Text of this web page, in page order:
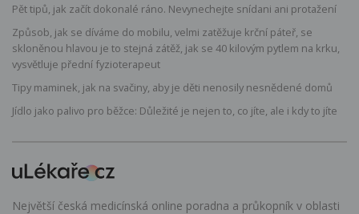
Pět tipů, jak začít dokonalé ráno. Nevynechejte snídani ani protažení
Způsob, jak se díváme do mobilu, velmi zatěžuje krční páteř, se
skloněnou hlavou je to stejná zátěž, jak se 40 kilovým pytlem na krku,
vysvětluje přední fyzioterapeut
Tipy maminek, jak na svačiny, aby je děti nenosily nesnědené domů
Jídlo jako palivo pro běžce: Důležité je nejen to, co jíte, ale i kdy to jíte
Největší česká medicínská online poradna a průkopník v oblasti